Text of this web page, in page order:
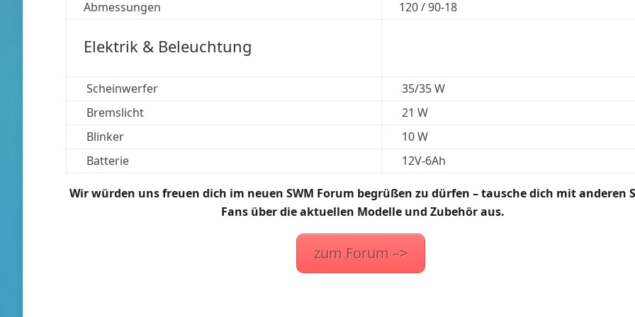
Abmessungen 120 / 90-18
Elektrik & Beleuchtung
Scheinwerfer
35/35 W
Bremslicht
21 W
Blinker
10 W
Batterie
12V-6Ah
Wir würden uns freuen dich im neuen SWM Forum begrüßen zu dürfen – tausche dich mit anderen
Fans über die aktuellen Modelle und Zubehör aus.
zum Forum –>